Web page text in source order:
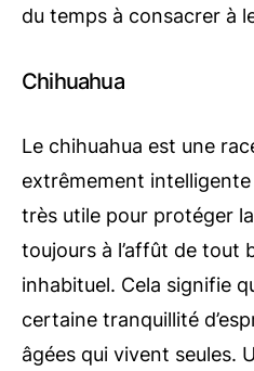
du temps à consacrer à
Chihuahua
Le chihuahua est une
extrêmement
très utile pour protéger
toujours à l’affût de tout
inhabituel. Cela signifie
certaine tranquillité
âgées qui vivent seules.